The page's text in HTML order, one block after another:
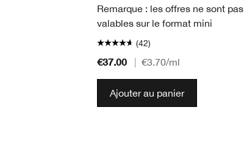
Remarque : les offres ne sont pas
valables sur le format mini
(42)
€37.00 €3.70/ml
Ajouter au panier